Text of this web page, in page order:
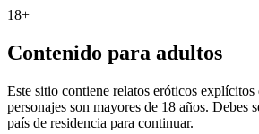
18+
Contenido para adultos
Este sitio contiene relatos eróticos
personajes son mayores de 18 años. Debes
país de residencia para continuar.